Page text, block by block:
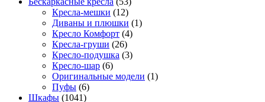
Кресла-мешки (12)
Диваны и плюшки (1)
Кресло Комфорт (4)
Кресла-груши (26)
Кресло-подушка (3)
Кресло-шар (6)
Оригинальные модели (1)
Пуфы (6)
Шкафы (1041)